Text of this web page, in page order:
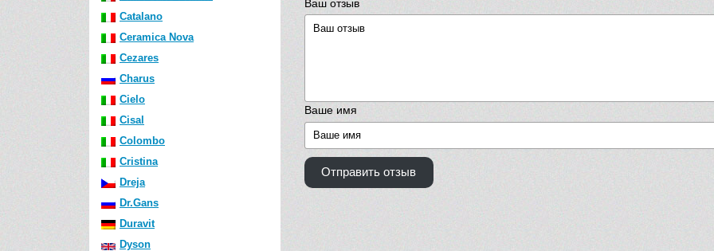
Catalano
Ceramica Nova
Cezares
Charus
Cielo
Cisal
Colombo
Cristina
Dreja
Dr.Gans
Duravit
Dyson
Ваш отзыв
Ваше имя
Отправить отзыв